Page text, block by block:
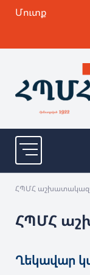
Մուտք
ՀՊՄՀ
ՀՊՄՀ
Ղեկավար